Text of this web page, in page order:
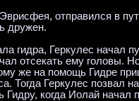
отправился в
дружен.
гидра, Геркулес начал
отсекать ему головы.
же на помощь Гидре
Тогда Геркулес позвал
когда Иолай начал